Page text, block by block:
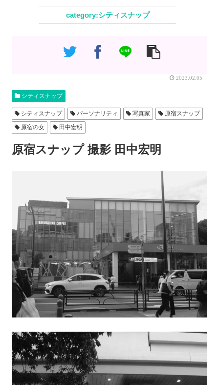
シティスナップ
2023.02.05
シティスナップ
シティスナップ パーソナリティ 写真家
原宿スナップ
原宿の女
田中宏明
原宿スナップ 撮影 田中宏明